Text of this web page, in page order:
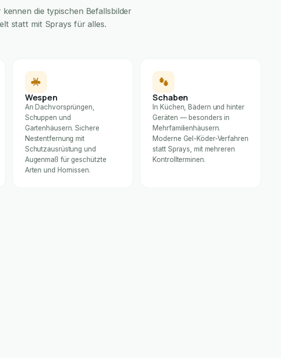
die typischen Befallsbilder
statt mit Sprays für alles.
Wespen
An Dachvorsprüngen,
Schuppen und
Gartenhäusern. Sichere
Nestentfernung mit
Schutzausrüstung und
Augenmaß für geschützte
Arten und Hornissen.
Schaben
In Küchen, Bädern und hinter
Geräten — besonders in
Mehrfamilienhäusern.
Moderne Gel-Köder-Verfahren
statt Sprays, mit mehreren
Kontrollterminen.